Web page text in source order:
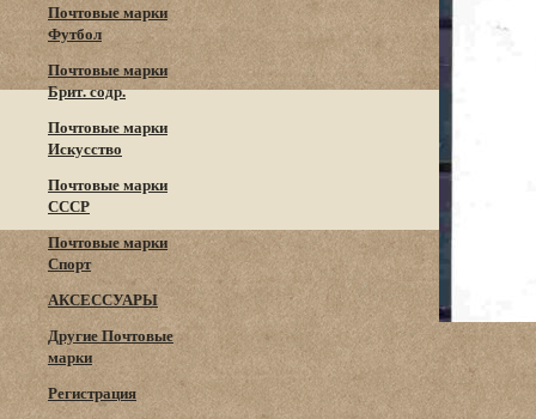
Почтовые марки
Футбол
Почтовые марки
Брит. содр.
Почтовые марки
Искусство
Почтовые марки
СССР
Почтовые марки
Спорт
АКСЕССУАРЫ
Другие Почтовые
марки
Регистрация